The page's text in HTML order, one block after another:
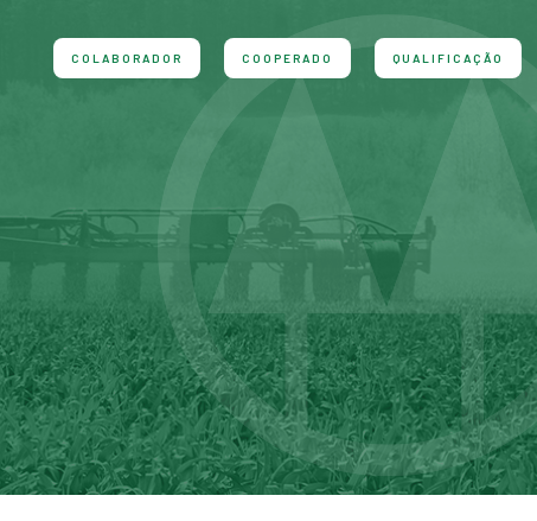
COLABORADOR COOPERADO QUALIFICAÇÃO